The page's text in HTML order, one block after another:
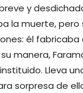
y
la muerte,
él
manera,
Lleva
sorpresa de